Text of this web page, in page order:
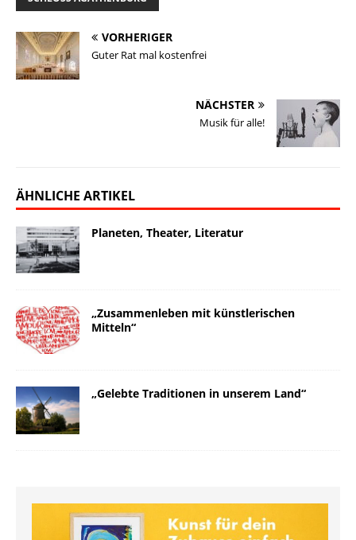
VORHERIGER
Guter Rat mal kostenfrei
NÄCHSTER
Musik für alle!
ÄHNLICHE ARTIKEL
Planeten, Theater, Literatur
„Zusammenleben mit künstlerischen
Mitteln“
„Gelebte Traditionen in unserem Land“